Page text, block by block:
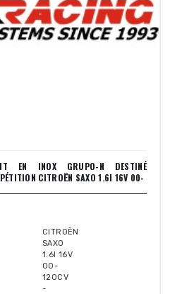
EN INOX GRUPO-N DESTINÉ
CITROËN SAXO 1.6I 16V 00-
CITROËN
SAXO
1.6I 16V
00-
120CV
-